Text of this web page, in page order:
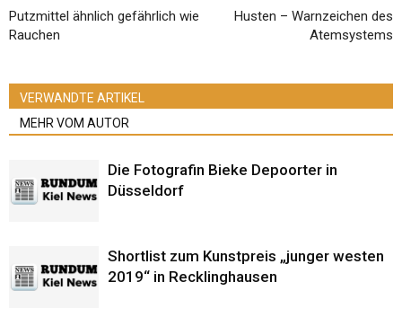
Putzmittel ähnlich gefährlich wie
Rauchen
Husten – Warnzeichen des
Atemsystems
VERWANDTE ARTIKEL
MEHR VOM AUTOR
Die Fotografin Bieke Depoorter in
Düsseldorf
Shortlist zum Kunstpreis „junger westen
2019“ in Recklinghausen